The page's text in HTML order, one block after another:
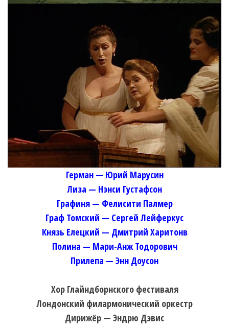
Герман — Юрий Марусин
Лиза — Нэнси Густафсон
Графиня — Фелисити Палмер
Граф Томский — Сергей Лейферкус
Князь Елецкий — Дмитрий Харитонв
Полина — Мари-Анж Тодорович
Прилепа — Энн Доусон
Хор Глайндборнского фестиваля
Лондонский филармонический оркестр
Дирижёр — Эндрю Дэвис